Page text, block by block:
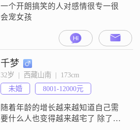
我善解
一个开朗搞笑的人对感情很专一很
会宠女孩
千梦
32岁  |  西藏山南  |  173cm
未婚
8001-12000元
随着年龄的增长越来越知道自己需
要什么人也变得越来越宅了 除了工